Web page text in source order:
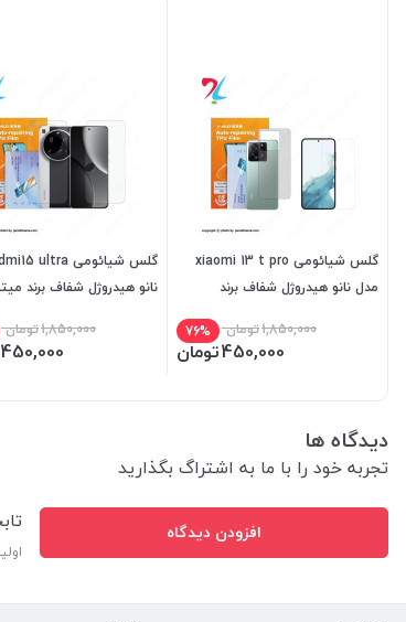
گلس شیائومی xiaomi 13 t pro
مدل نانو هیدروژل شفاف برند
1,850,000تومان 76%
450,000تومان
نانو هیدروژل شفاف برند
1,850,000تومان
450,000
دیدگاه ها
تجربه خود را با ما به اشتراگ بگذارید
افزودن دیدگاه